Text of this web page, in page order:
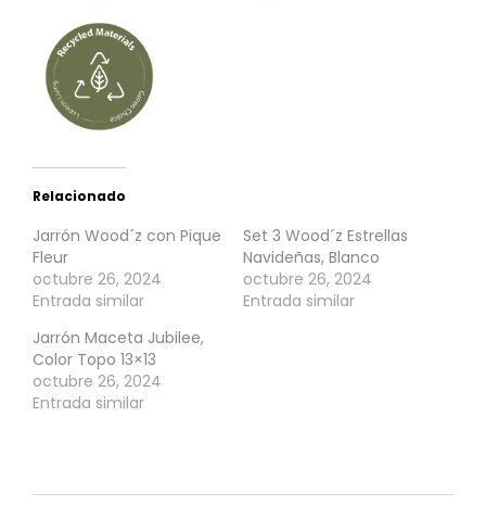
Relacionado
Jarrón Wood´z con Pique
Fleur
octubre 26, 2024
Entrada similar
Set 3 Wood´z Estrellas
Navideñas, Blanco
octubre 26, 2024
Entrada similar
Jarrón Maceta Jubilee,
Color Topo 13×13
octubre 26, 2024
Entrada similar